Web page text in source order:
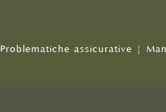
Problematiche assicurative |